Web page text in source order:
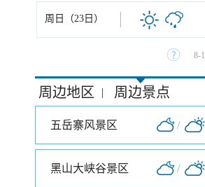
周日（23日）
8-
周边地区 | 周边景点
五岳寨风景区 /
黑山大峡谷景区 /